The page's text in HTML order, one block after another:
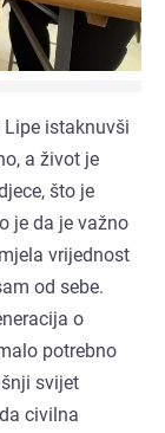
istaknuvši
a život je
što je
je da je važno
vrijednost
od sebe.
o
potrebno
svijet
civilna